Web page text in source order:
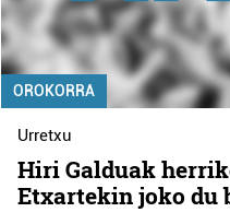
OROKORRA
Urretxu
Hiri Galduak
Etxartekin joko du